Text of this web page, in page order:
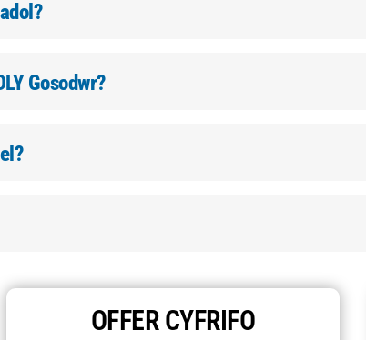
Gosodwr?
OFFER CYFRIFO